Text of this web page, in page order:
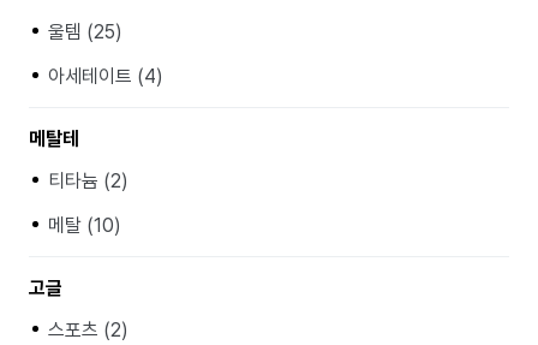
울템 (25)
아세테이트 (4)
메탈테
티타늄 (2)
메탈 (10)
고글
스포츠 (2)